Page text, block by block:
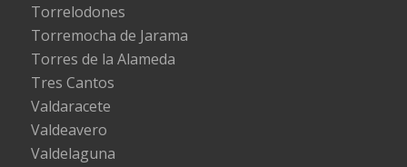
Torrelodones
Torremocha de Jarama
Torres de la Alameda
Tres Cantos
Valdaracete
Valdeavero
Valdelaguna